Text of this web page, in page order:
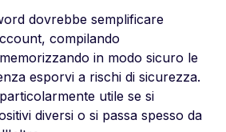
dovrebbe semplificare
compilando
in modo sicuro le
esporvi a rischi di sicurezza.
utile se si
diversi o si passa spesso da